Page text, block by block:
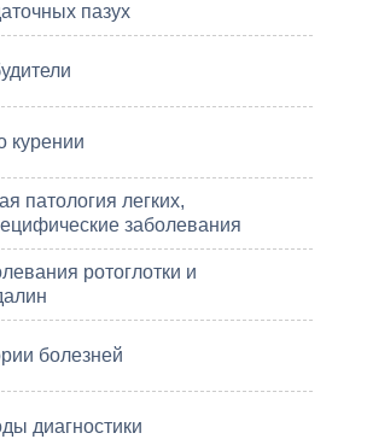
пазух
курении
патология легких,
заболевания
ротоглотки и
болезней
диагностики